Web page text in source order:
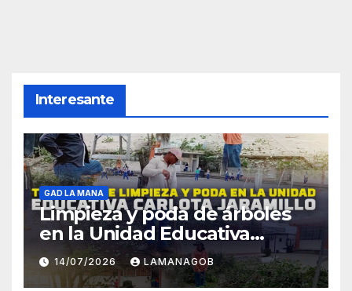
Interesante
GAD LA MANA
Limpieza y poda de árboles
en la Unidad Educativa
Carlota Jaramillo
14/07/2026 LAMANAGOB